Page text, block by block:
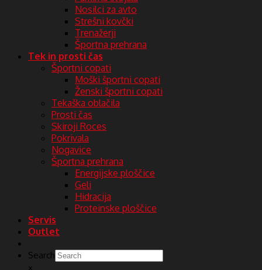
Nosilci za avto
Strešni kovčki
Trenažerji
Športna prehrana
Tek in prosti čas
Športni copati
Moški športni copati
Ženski športni copati
Tekaška oblačila
Prosti čas
Skiroji Roces
Pokrivala
Nogavice
Športna prehrana
Energijske ploščice
Geli
Hidracija
Proteinske ploščice
Servis
Outlet
Search
×